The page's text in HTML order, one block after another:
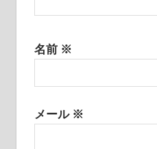
名前 ※
メール ※